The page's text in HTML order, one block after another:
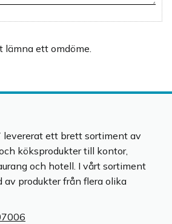
lämna ett omdöme.
levererat ett brett sortiment av
köksprodukter till kontor,
och hotell. I vårt sortiment
av produkter från flera olika